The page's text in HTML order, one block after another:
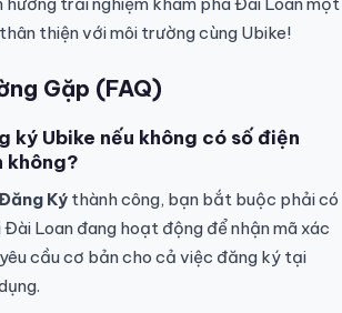
thiện với môi trường cùng Ubike!
Gặp (FAQ)
ký Ubike nếu không có số điện
không?
Ký thành công, bạn bắt buộc phải có
Loan đang hoạt động để nhận mã xác
cầu cơ bản cho cả việc đăng ký tại